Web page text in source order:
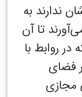
ندارند به
تا آن
روابط با
فضای
مجازی